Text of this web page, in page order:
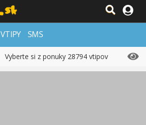
VTIPY SMS
Vyberte si z ponuky 28794 vtipov